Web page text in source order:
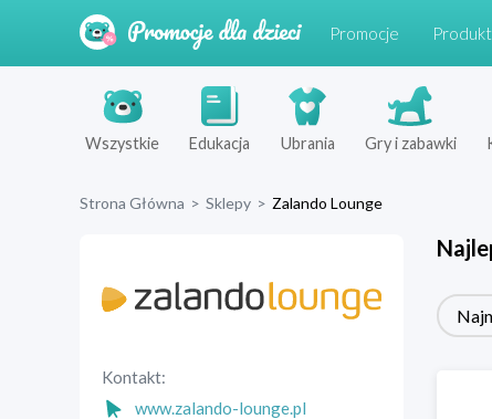
Promocje
Wszystkie Edukacja Ubrania Gry i zabawki
Strona Główna > Sklepy > Zalando Lounge
Kontakt:
www.zalando-lounge.pl